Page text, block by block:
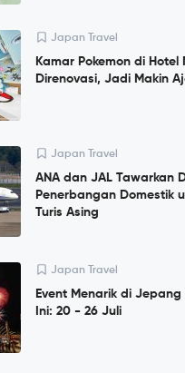
Japan Travel
Kamar Pokemon di Hotel
Direnovasi, Jadi Makin
Japan Travel
ANA dan JAL Tawarkan
Penerbangan Domestik
Turis Asing
Japan Travel
Event Menarik di Jepang
Ini: 20 - 26 Juli